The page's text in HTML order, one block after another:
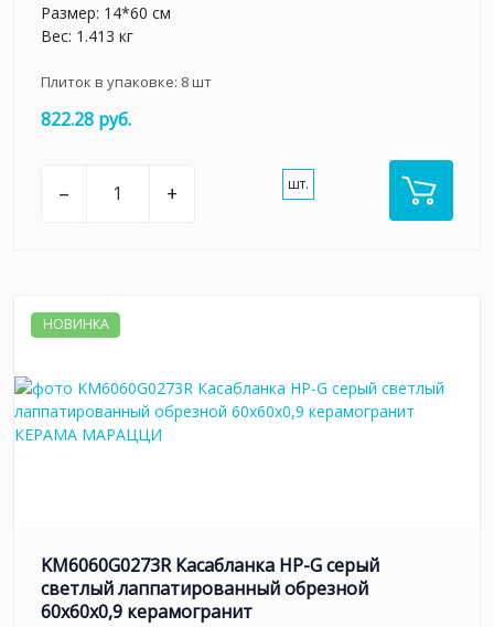
Размер: 14*60 см
Вес: 1.413 кг
Плиток в упаковке: 8шт
822.28 руб.
– + шт.
НОВИНКА
KM6060G0273R Касабланка HP-G серый
светлый лаппатированный обрезной
60x60x0,9 керамогранит